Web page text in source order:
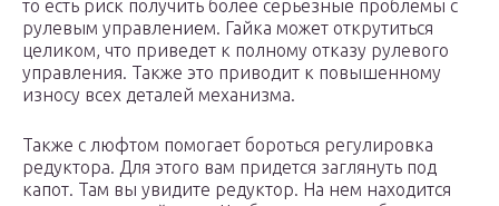
то есть риск получить более серьезные проблемы с
рулевым управлением. Гайка может открутиться
целиком, что приведет к полному отказу рулевого
управления. Также это приводит к повышенному
износу всех деталей механизма.
Также с люфтом помогает бороться регулировка
редуктора. Для этого вам придется заглянуть под
капот. Там вы увидите редуктор. На нем находится